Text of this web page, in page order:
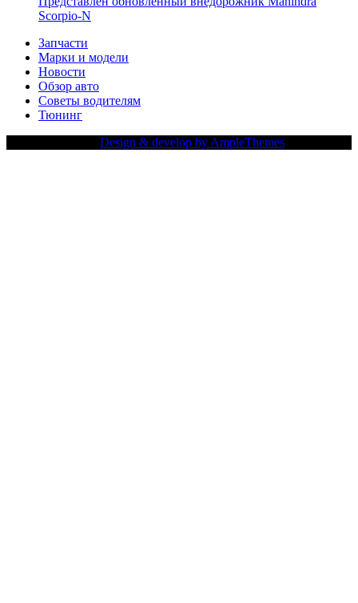
Scorpio-N
Запчасти
Марки и модели
Новости
Обзор авто
Советы водителям
Тюнинг
Design & develop by AmpleThemes